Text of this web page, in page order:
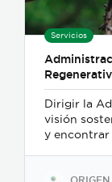
Servicios
Dirigir la
visión
y encontrar